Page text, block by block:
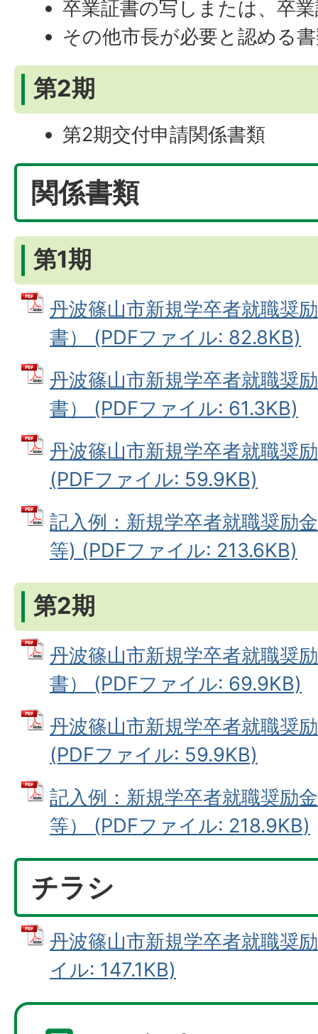
卒業証書の写しまたは、卒
その他市長が必要と認める
第2期
第2期交付申請関係書類
関係書類
第1期
丹波篠山市新規学卒者就職奨
書） (PDFファイル: 82.8KB)
丹波篠山市新規学卒者就職奨
書） (PDFファイル: 61.3KB)
丹波篠山市新規学卒者就職奨
(PDFファイル: 59.9KB)
記入例：新規学卒者就職奨励
等) (PDFファイル: 213.6KB)
第2期
丹波篠山市新規学卒者就職奨
書） (PDFファイル: 69.9KB)
丹波篠山市新規学卒者就職奨
(PDFファイル: 59.9KB)
記入例：新規学卒者就職奨励
等） (PDFファイル: 218.9KB)
チラシ
丹波篠山市新規学卒者就職奨
イル: 147.1KB)